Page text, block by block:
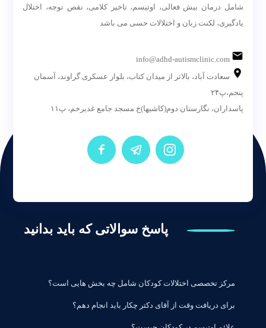
شامل درمان بیش فعالی، اوتیسم، تاخیر کلامی، نقص توجه، اختلال
یادگیری، لکنت زبان و اختلالات حسی می باشد
info@adhd-autismclinic.com
سعادت آباد، بالاتر از میدان کتاب، بلوار عسکری گراوند، آسمان
پنجم،پ۲۴
پاسداران، نگارستان دوم(کاشیها)خ مسجد جامع غدیرخم، پ۱۱
پاسخ سوالاتی که باید بدانید
مرکز تخصصی اختلالات کودکان شامل چه بخش هایی است؟
برای دریافت وقت از آقای دکتر چکار باید انجام دهم؟